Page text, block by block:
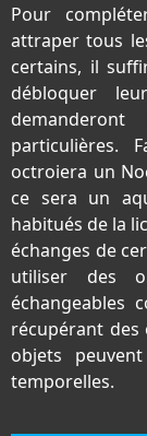
Pour
attraper tous
certains, il
débloquer
demanderont
particulières.
octroiera un
ce sera un
habitués de la
échanges de
utiliser des
échangeables
récupérant des
objets
temporelles.